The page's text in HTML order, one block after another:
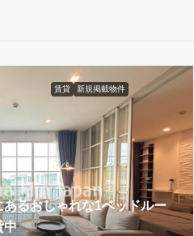
賃貸 新規掲載物件
るおしゃれな1ベッドルー
中